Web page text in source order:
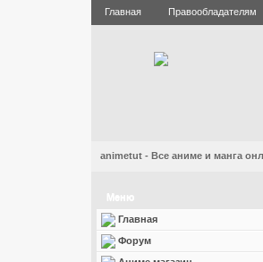
Главная Правообладателям
animetut - Все аниме и манга
Меню
Главная
Форум